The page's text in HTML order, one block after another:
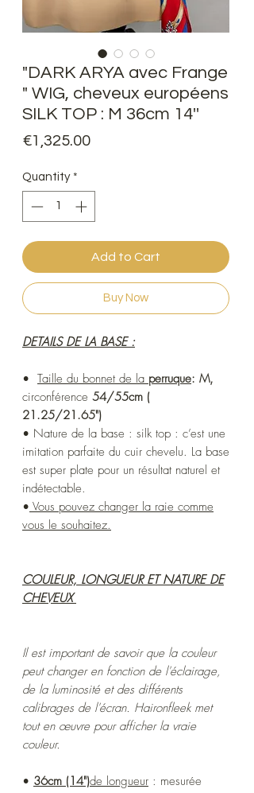
"DARK ARYA avec Frange
" WIG, cheveux européens
SILK TOP : M 36cm 14''
€1,325.00Price
Quantity *
Add to Cart
Buy Now
DETAILS DE LA BASE :
• Taille du bonnet de la perruque: M,
circonférence 54/55cm (
21.25/21.65")
• Nature de la base : silk top : c’est une
imitation parfaite du cuir chevelu. La base
est super plate pour un résultat naturel et
indétectable.
• Vous pouvez changer la raie comme
vous le souhaitez.
COULEUR, LONGUEUR ET NATURE DE
CHEVEUX
Il est important de savoir que la couleur
peut changer en fonction de l'éclairage,
de la luminosité et des différents
calibrages de l'écran. Haironfleek met
tout en œuvre pour afficher la vraie
couleur.
• 36cm (14")de longueur : mesurée